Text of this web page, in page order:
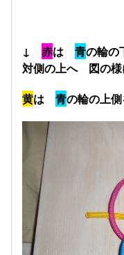
↓ 赤は 青の輪の
対側の上へ 図の様
黄は 青の輪の上側